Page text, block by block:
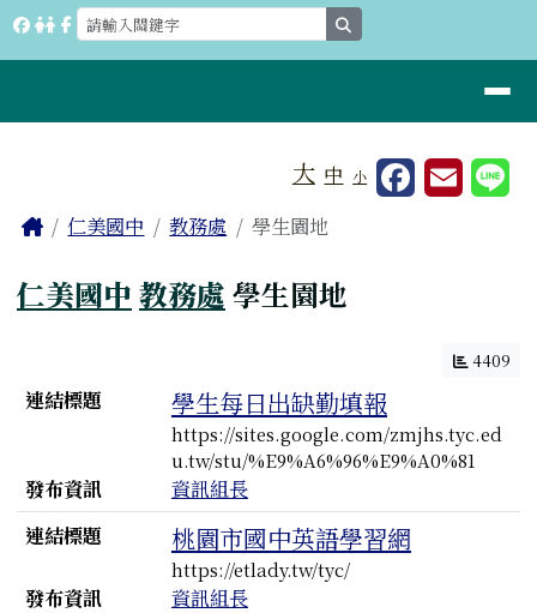
跳至主內容區
桃園市立仁美國中
⏸
大 中 小
主內容區域
Home
仁美國中 教務處 學生園地
仁美國中 教務處 學生園地
4409
連結列表
連結標題 學生每日出缺勤填報
https://sites.google.com/zmjhs.tyc.ed
u.tw/stu/%E9%A6%96%E9%A0%81
發布資訊
資訊組長
連結標題
桃園市國中英語學習網
https://etlady.tw/tyc/
發布資訊
資訊組長
頁尾區域